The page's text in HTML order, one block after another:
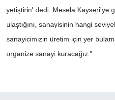
yetiştirin' dedi. Mesela Kayseri'ye
ulaştığını, sanayisinin hangi
sanayicimizin üretim için yer
organize sanayi kuracağız."